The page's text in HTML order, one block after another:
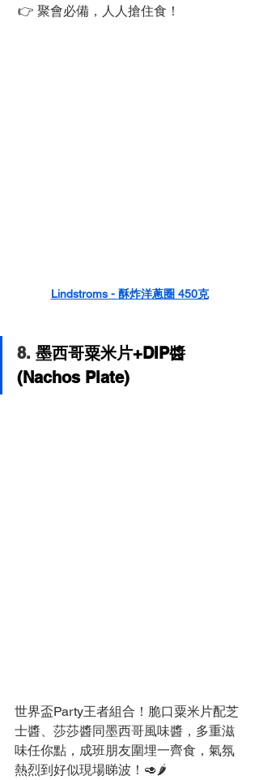
👉 聚會必備，人人搶住食！
Lindstroms - 酥炸洋蔥圈 450克
8. 墨西哥粟米片+DIP醬
(Nachos Plate)
世界盃Party王者組合！脆口粟米片配芝
士醬、莎莎醬同墨西哥風味醬，多重滋
味任你點，成班朋友圍埋一齊食，氣氛
熱烈到好似現場睇波！🥑🌶️